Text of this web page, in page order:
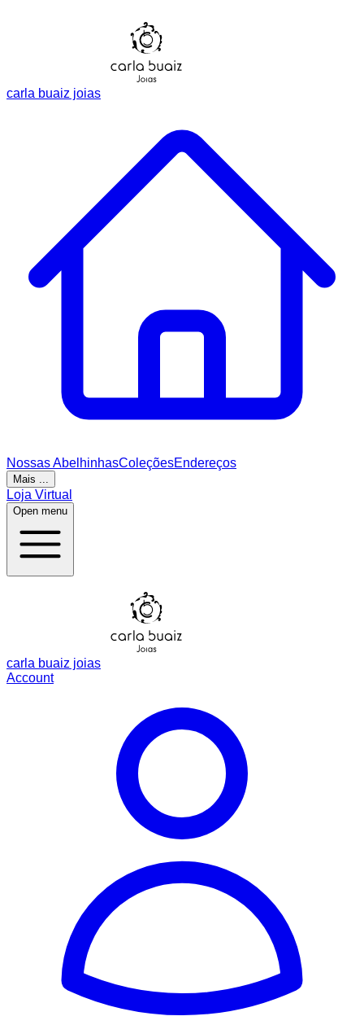
carla buaiz joias
Nossas AbelhinhasColeçõesEndereços
Mais ...
Loja Virtual
Open menu
carla buaiz joias
Account